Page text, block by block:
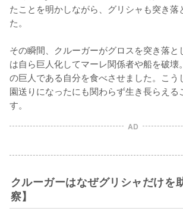
たことを明かしながら、グリシャも突き落
た。
その瞬間、クルーガーがグロスを突き落と
は自ら巨人化してマーレ関係者や船を破壊
の巨人である自分を食べさせました。こう
園送りになったにも関わらず生き長らえる
す。
AD
クルーガーはなぜグリシャだけを
察】